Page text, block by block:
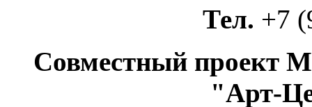
Тел. +7
Совместный проект
"Арт-